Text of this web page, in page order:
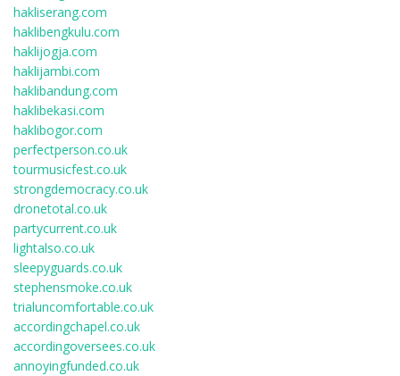
hakliserang.com
haklibengkulu.com
haklijogja.com
haklijambi.com
haklibandung.com
haklibekasi.com
haklibogor.com
perfectperson.co.uk
tourmusicfest.co.uk
strongdemocracy.co.uk
dronetotal.co.uk
partycurrent.co.uk
lightalso.co.uk
sleepyguards.co.uk
stephensmoke.co.uk
trialuncomfortable.co.uk
accordingchapel.co.uk
accordingoversees.co.uk
annoyingfunded.co.uk